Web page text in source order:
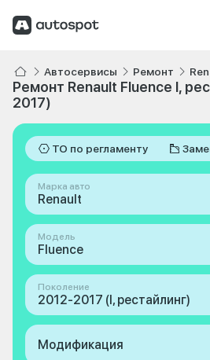
Автосервисы Ремонт
Ремонт Renault Fluence I,
2017)
ТО по регламенту
Марка авто
Renault
Модель
Fluence
Поколение
2012-2017 (I, рестайлинг)
Модификация